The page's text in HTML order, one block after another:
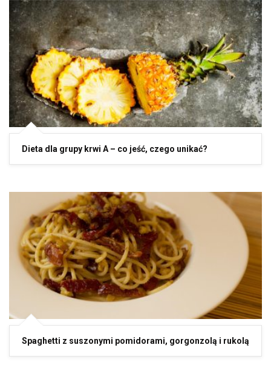
Dieta dla grupy krwi A – co jeść, czego unikać?
Spaghetti z suszonymi pomidorami, gorgonzolą i rukolą